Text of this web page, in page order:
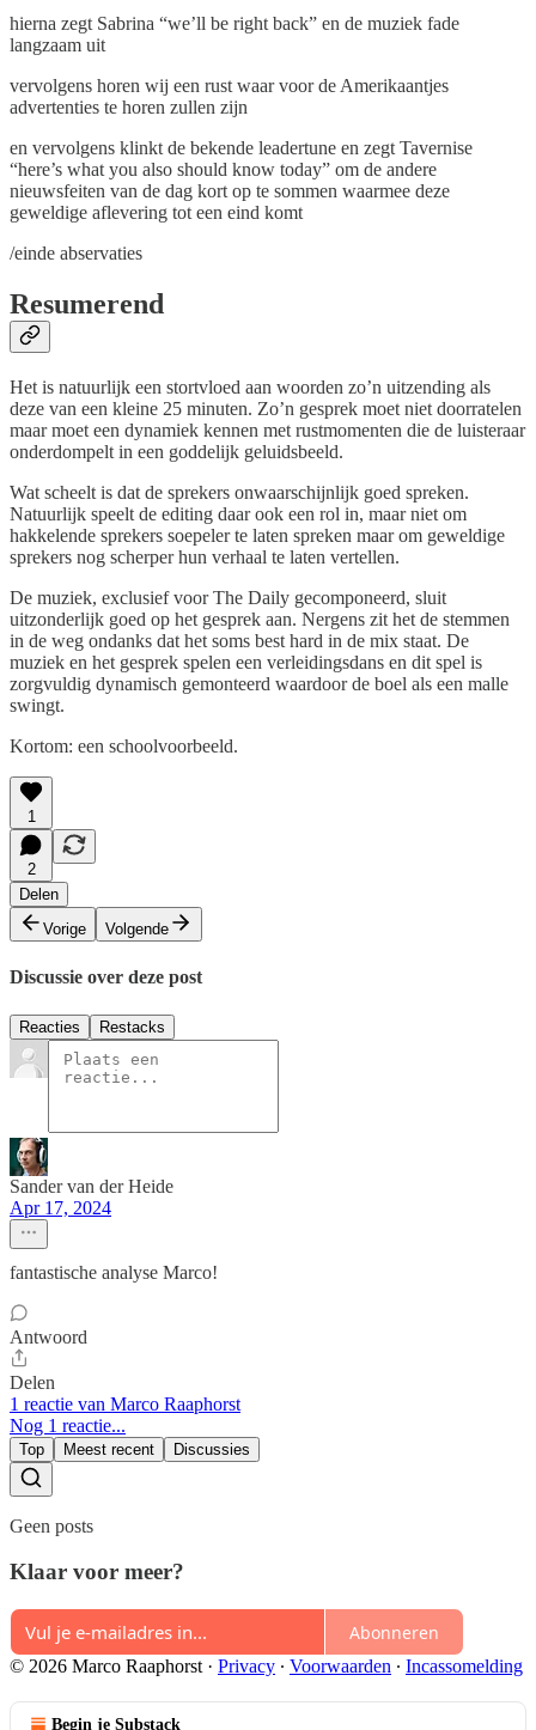
hierna zegt Sabrina “we’ll be right back” en de muziek fade
langzaam uit
vervolgens horen wij een rust waar voor de Amerikaantjes
advertenties te horen zullen zijn
en vervolgens klinkt de bekende leadertune en zegt Tavernise
“here’s what you also should know today” om de andere
nieuwsfeiten van de dag kort op te sommen waarmee deze
geweldige aflevering tot een eind komt
/einde abservaties
Resumerend
Het is natuurlijk een stortvloed aan woorden zo’n uitzending als
deze van een kleine 25 minuten. Zo’n gesprek moet niet doorratelen
maar moet een dynamiek kennen met rustmomenten die de luisteraar
onderdompelt in een goddelijk geluidsbeeld.
Wat scheelt is dat de sprekers onwaarschijnlijk goed spreken.
Natuurlijk speelt de editing daar ook een rol in, maar niet om
hakkelende sprekers soepeler te laten spreken maar om geweldige
sprekers nog scherper hun verhaal te laten vertellen.
De muziek, exclusief voor The Daily gecomponeerd, sluit
uitzonderlijk goed op het gesprek aan. Nergens zit het de stemmen
in de weg ondanks dat het soms best hard in de mix staat. De
muziek en het gesprek spelen een verleidingsdans en dit spel is
zorgvuldig dynamisch gemonteerd waardoor de boel als een malle
swingt.
Kortom: een schoolvoorbeeld.
1
2
Delen
Vorige
Volgende
Discussie over deze post
Reacties Restacks
Sander van der Heide
Apr 17, 2024
fantastische analyse Marco!
Antwoord
Delen
1 reactie van Marco Raaphorst
Nog 1 reactie...
Top Meest recent Discussies
Geen posts
Klaar voor meer?
Abonneren
© 2026 Marco Raaphorst · Privacy ∙ Voorwaarden ∙ Incassomelding
Begin je Substack